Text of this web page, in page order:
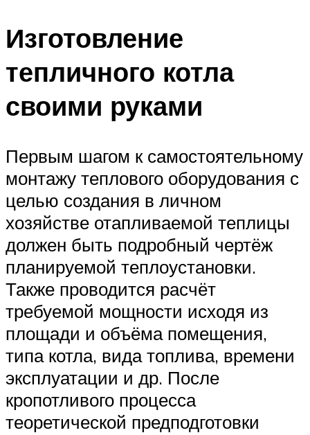
Изготовление
тепличного котла
своими руками
Первым шагом к самостоятельному
монтажу теплового оборудования с
целью создания в личном
хозяйстве отапливаемой теплицы
должен быть подробный чертёж
планируемой теплоустановки.
Также проводится расчёт
требуемой мощности исходя из
площади и объёма помещения,
типа котла, вида топлива, времени
эксплуатации и др. После
кропотливого процесса
теоретической предподготовки